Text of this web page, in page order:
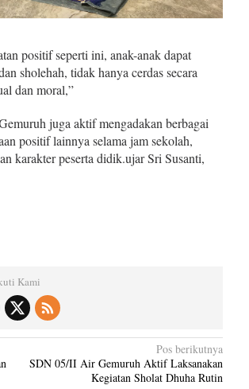
positif seperti ini, anak-anak dapat
sholehah, tidak hanya cerdas secara
dan moral,”
juga aktif mengadakan berbagai
positif lainnya selama jam sekolah,
karakter peserta didik.ujar Sri Susanti,
Kami
Pos berikutnya
SDN 05/II Air Gemuruh Aktif Laksanakan
Kegiatan Sholat Dhuha Rutin